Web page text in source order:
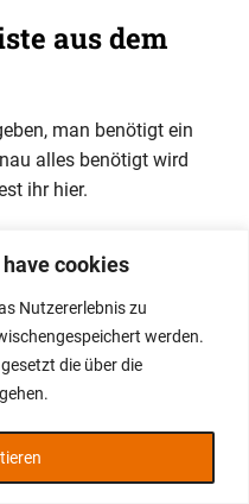
cookies
Nutzererlebnis zu
werden.
die über die
aus dem
man benötigt ein
alles benötigt wird
ihr hier.